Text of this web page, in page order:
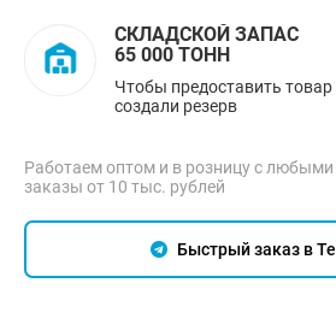
СКЛАДСКОЙ ЗАПАС
65 000 ТОНН
Чтобы предоставить
создали резерв
Работаем оптом и в розницу с
заказы от 10 тыс. рублей
Быстрый заказ в